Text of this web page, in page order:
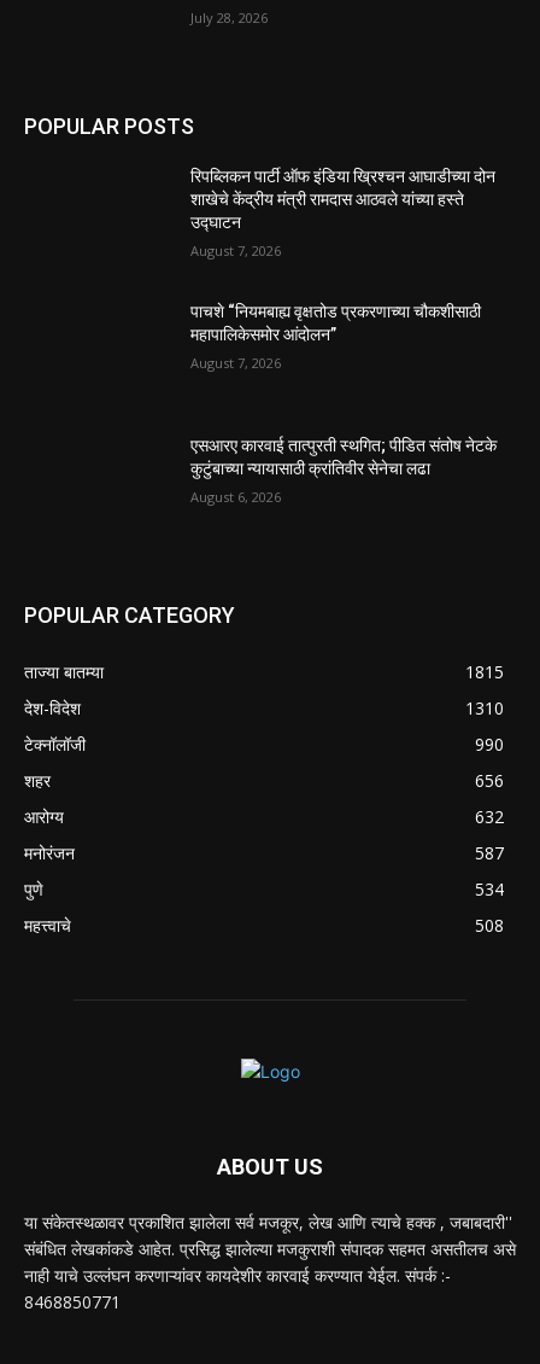
July 28, 2026
POPULAR POSTS
रिपब्लिकन पार्टी ऑफ इंडिया ख्रिश्चन आघाडीच्या दोन
शाखेचे केंद्रीय मंत्री रामदास आठवले यांच्या हस्ते
उद्घाटन
August 7, 2026
पाचशे “नियमबाह्य वृक्षतोड प्रकरणाच्या चौकशीसाठी
महापालिकेसमोर आंदोलन”
August 7, 2026
एसआरए कारवाई तात्पुरती स्थगित; पीडित संतोष नेटके
कुटुंबाच्या न्यायासाठी क्रांतिवीर सेनेचा लढा
August 6, 2026
POPULAR CATEGORY
ताज्या बातम्या
1815
देश-विदेश
1310
टेक्नॉलॉजी
990
शहर
656
आरोग्य
632
मनोरंजन
587
पुणे
534
महत्त्वाचे
508
ABOUT US
या संकेतस्थळावर प्रकाशित झालेला सर्व मजकूर, लेख आणि त्याचे हक्क , जबाबदारी''
संबंधित लेखकांकडे आहेत. प्रसिद्ध झालेल्या मजकुराशी संपादक सहमत असतीलच असे
नाही याचे उल्लंघन करणाऱ्यांवर कायदेशीर कारवाई करण्यात येईल. संपर्क :-
8468850771